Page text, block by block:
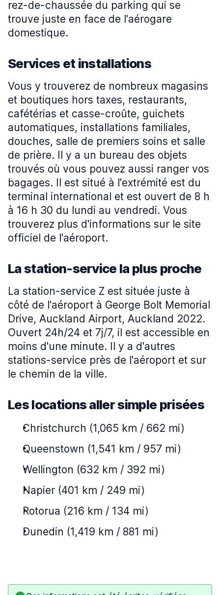
rez-de-chaussée du parking qui se
trouve juste en face de l'aérogare
domestique.
Services et installations
Vous y trouverez de nombreux magasins
et boutiques hors taxes, restaurants,
cafétérias et casse-croûte, guichets
automatiques, installations familiales,
douches, salle de premiers soins et salle
de prière. Il y a un bureau des objets
trouvés où vous pouvez aussi ranger vos
bagages. Il est situé à l'extrémité est du
terminal international et est ouvert de 8 h
à 16 h 30 du lundi au vendredi. Vous
trouverez plus d'informations sur le site
officiel de l'aéroport.
La station-service la plus proche
La station-service Z est située juste à
côté de l'aéroport à George Bolt Memorial
Drive, Auckland Airport, Auckland 2022.
Ouvert 24h/24 et 7j/7, il est accessible en
moins d'une minute. Il y a d'autres
stations-service près de l'aéroport et sur
le chemin de la ville.
Les locations aller simple prisées
Christchurch (1,065 km / 662 mi)
Queenstown (1,541 km / 957 mi)
Wellington (632 km / 392 mi)
Napier (401 km / 249 mi)
Rotorua (216 km / 134 mi)
Dunedin (1,419 km / 881 mi)